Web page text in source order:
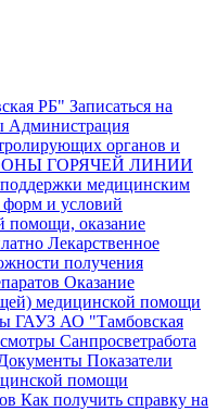
РБ" Записаться на
Администрация
органов и
ГОРЯЧЕЙ ЛИНИИ
медицинским
и условий
помощи, оказание
Лекарственное
получения
Оказание
медицинской помощи
ГАУЗ АО "Тамбовская
Санпросветработа
Показатели
помощи
Как получить справку на